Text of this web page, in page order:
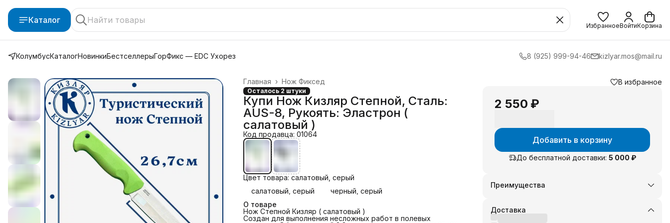
Каталог
ИзбранноеВойтиКорзина
КолумбусКаталогНовинкиБестселлерыГорФикс — EDC Ухорез 8 (925) 999-94-46 kizlyar.mos@mail.ru
Нож Фиксед
Главная ›
Осталось 2 штуки
Купи Нож Кизляр Степной, Сталь:
AUS-8, Рукоять: Эластрон (
салатовый )
Код продавца: 01064
Цвет товара: салатовый, серый
салатовый, серый
черный, серый
О товаре
Нож Степной Кизляр ( салатовый )
Создан для выполнения несложных работ в полевых
В избранное
2 550 ₽
Добавить в корзину
До бесплатной доставки: 5 000 ₽
Преимущества
Оплата частями в Сплит
Удобный возврат
Доставка